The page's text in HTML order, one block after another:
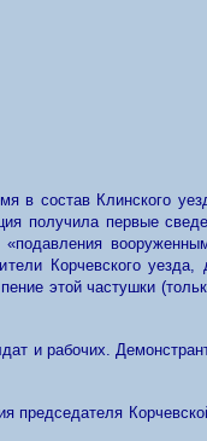
в состав Клинского
получила первые
тели Корчевского
этой частушки
и рабочих.
председателя